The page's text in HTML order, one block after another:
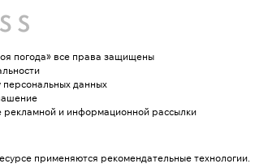
погода» все права защищены
персональных данных
рекламной и информационной рассылки
применяются рекомендательные технологии.